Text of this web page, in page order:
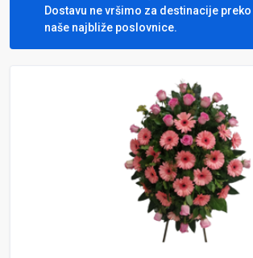
Dostavu ne vršimo za destinacije preko
naše najbliže poslovnice.